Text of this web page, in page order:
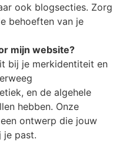
ook blogsecties. Zorg
behoeften van je
mijn website?
bij je merkidentiteit en
en de algehele
hebben. Onze
ontwerp die jouw
je past.